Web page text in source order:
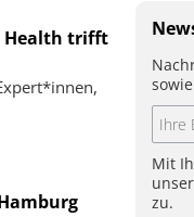
Health trifft
Mit
zu.